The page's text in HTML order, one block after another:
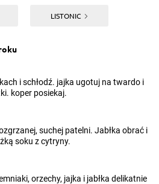
LISTONIC
i schłodź. jajka ugotuj na twardo i
koper posiekaj.
suchej patelni. Jabłka obrać i
soku z cytryny.
orzechy, jajka i jabłka delikatnie